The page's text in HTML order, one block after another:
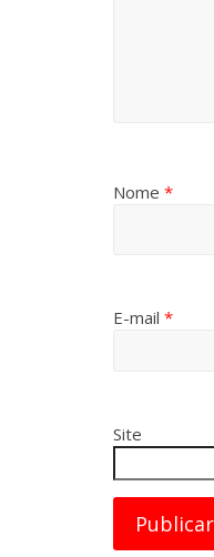
Nome *
E-mail *
Site